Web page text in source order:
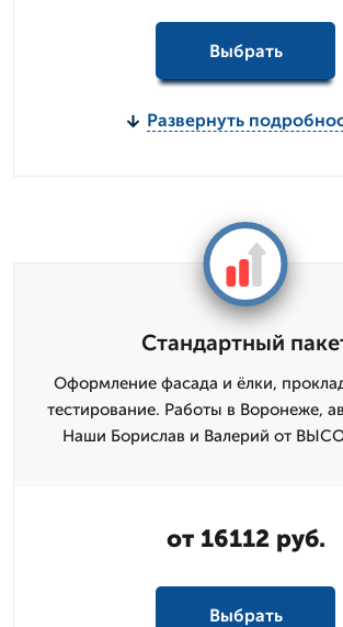
Выбрать
Развернуть
Стандартный
Оформление фасада и ёлки,
тестирование. Работы в Воронеже,
Наши Борислав и Валерий от
от 16112 руб.
Выбрать